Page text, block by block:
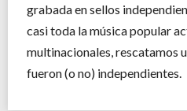
grabada en sellos
casi toda la música popular
multinacionales, rescatamos
fueron (o no) independientes.